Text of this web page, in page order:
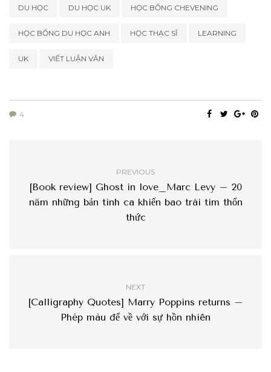
DU HỌC DU HỌC UK HỌC BỔNG CHEVENING
HỌC BỔNG DU HỌC ANH HỌC THẠC SĨ LEARNING
UK VIẾT LUẬN VĂN
4
PREVIOUS
[Book review] Ghost in love_Marc Levy – 20
năm những bản tình ca khiến bao trái tim thổn
thức
NEXT
[Calligraphy Quotes] Marry Poppins returns –
Phép màu để về với sự hồn nhiên